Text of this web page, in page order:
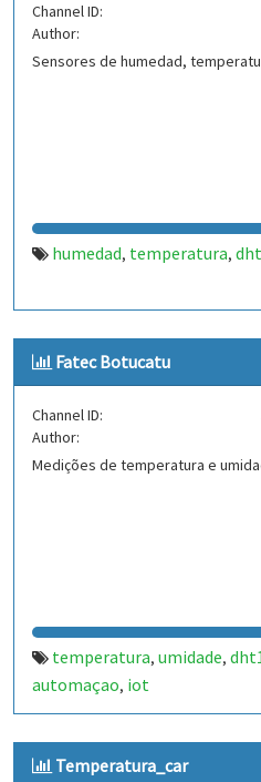
Channel ID:
Author:
Sensores de humedad,
humedad, temperatura,
Fatec Botucatu
Channel ID:
Author:
Medições de temperatura e
temperatura, umidade,
automaçao, iot
Temperatura_car